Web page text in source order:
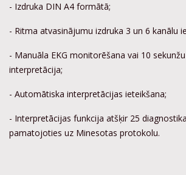
- Izdruka DIN A4 formātā;
- Ritma atvasinājumu izdruka 3 un 6 kanālu
- Manuāla EKG monitorēšana vai 10
interpretācija;
- Automātiska interpretācijas ieteikšana;
- Interpretācijas funkcija atšķir 25
pamatojoties uz Minesotas protokolu.